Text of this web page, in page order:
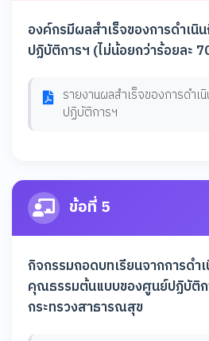
องค์กรมีผลสำเร็จของการดำเนิ
ปฏิบัติการฯ (ไม่น้อยกว่าร้อยละ
รายงานผลสำเร็จของการดำ
ปฏิบัติการฯ
ข้อที่ 5
กิจกรรมถอดบทเรียนจากการดำ
คุณธรรมต้นแบบของศูนย์ปฏิบัติ
กระทรวงสาธารณสุข